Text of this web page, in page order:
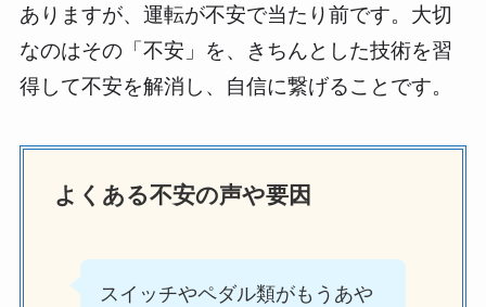
ありますが、運転が不安で当たり前です。大切
なのはその「不安」を、きちんとした技術を習
得して不安を解消し、自信に繋げることです。
よくある不安の声や要因
スイッチやペダル類がもうあや